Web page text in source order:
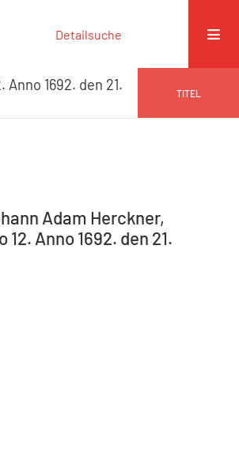
Detailsuche
1692. den 21.
TITEL
Adam Herckner,
Anno 1692. den 21.